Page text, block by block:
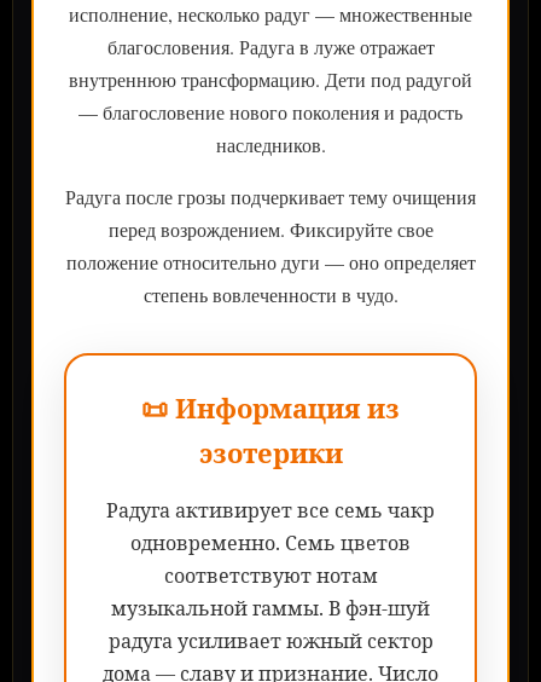
исполнение, несколько радуг — множественные
благословения. Радуга в луже отражает
внутреннюю трансформацию. Дети под радугой
— благословение нового поколения и радость
наследников.
Радуга после грозы подчеркивает тему очищения
перед возрождением. Фиксируйте свое
положение относительно дуги — оно определяет
степень вовлеченности в чудо.
📜 Информация из
эзотерики
Радуга активирует все семь чакр
одновременно. Семь цветов
соответствуют нотам
музыкальной гаммы. В фэн-шуй
радуга усиливает южный сектор
дома — славу и признание. Число